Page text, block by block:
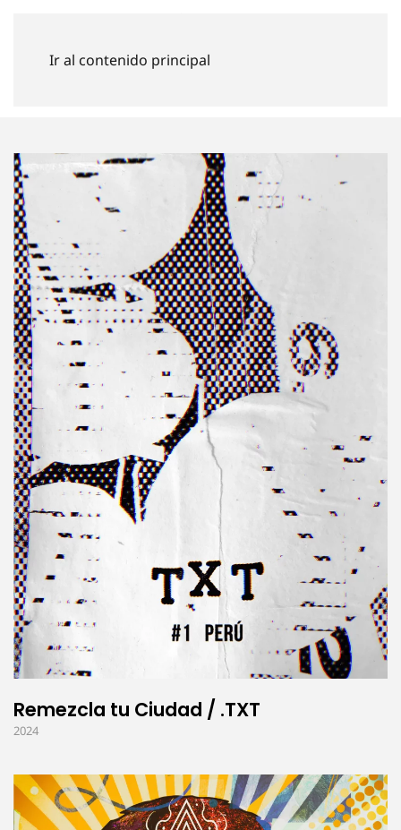
Ir al contenido principal
Dirección de arte
Remezcla tu Ciudad / .TXT
2024